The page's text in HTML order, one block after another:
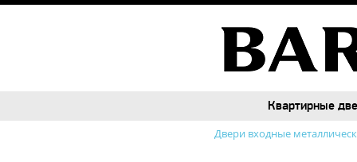
Квартирные
Квартирные
Двери входные